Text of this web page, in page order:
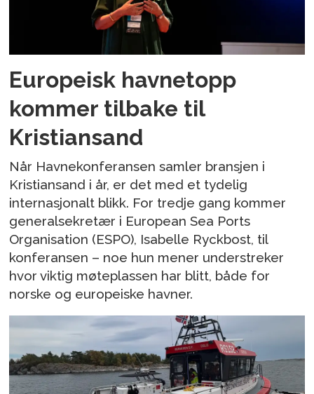
Europeisk havnetopp
kommer tilbake til
Kristiansand
Når Havnekonferansen samler bransjen i
Kristiansand i år, er det med et tydelig
internasjonalt blikk. For tredje gang kommer
generalsekretær i European Sea Ports
Organisation (ESPO), Isabelle Ryckbost, til
konferansen – noe hun mener understreker
hvor viktig møteplassen har blitt, både for
norske og europeiske havner.